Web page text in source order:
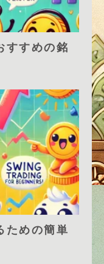
すすめの銘
ための簡単